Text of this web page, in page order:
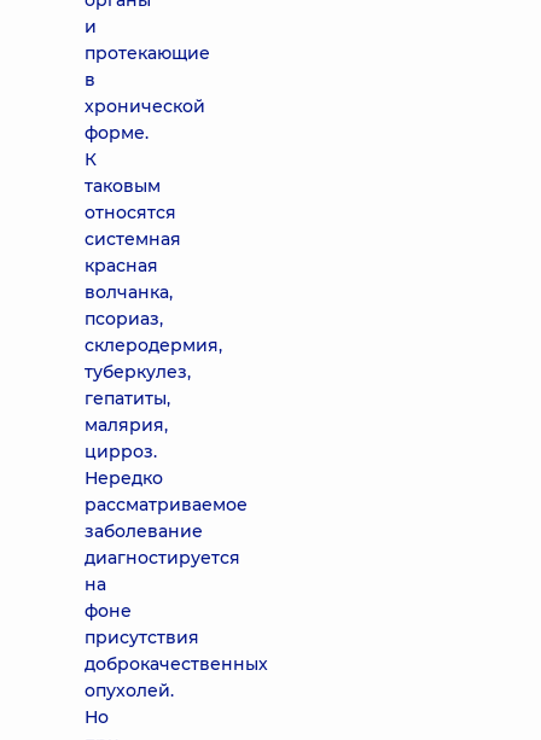
и
протекающие
в
хронической
форме.
К
таковым
относятся
системная
красная
волчанка,
псориаз,
склеродермия,
туберкулез,
гепатиты,
малярия,
цирроз.
Нередко
рассматриваемое
заболевание
диагностируется
на
фоне
присутствия
доброкачественных
опухолей.
Но